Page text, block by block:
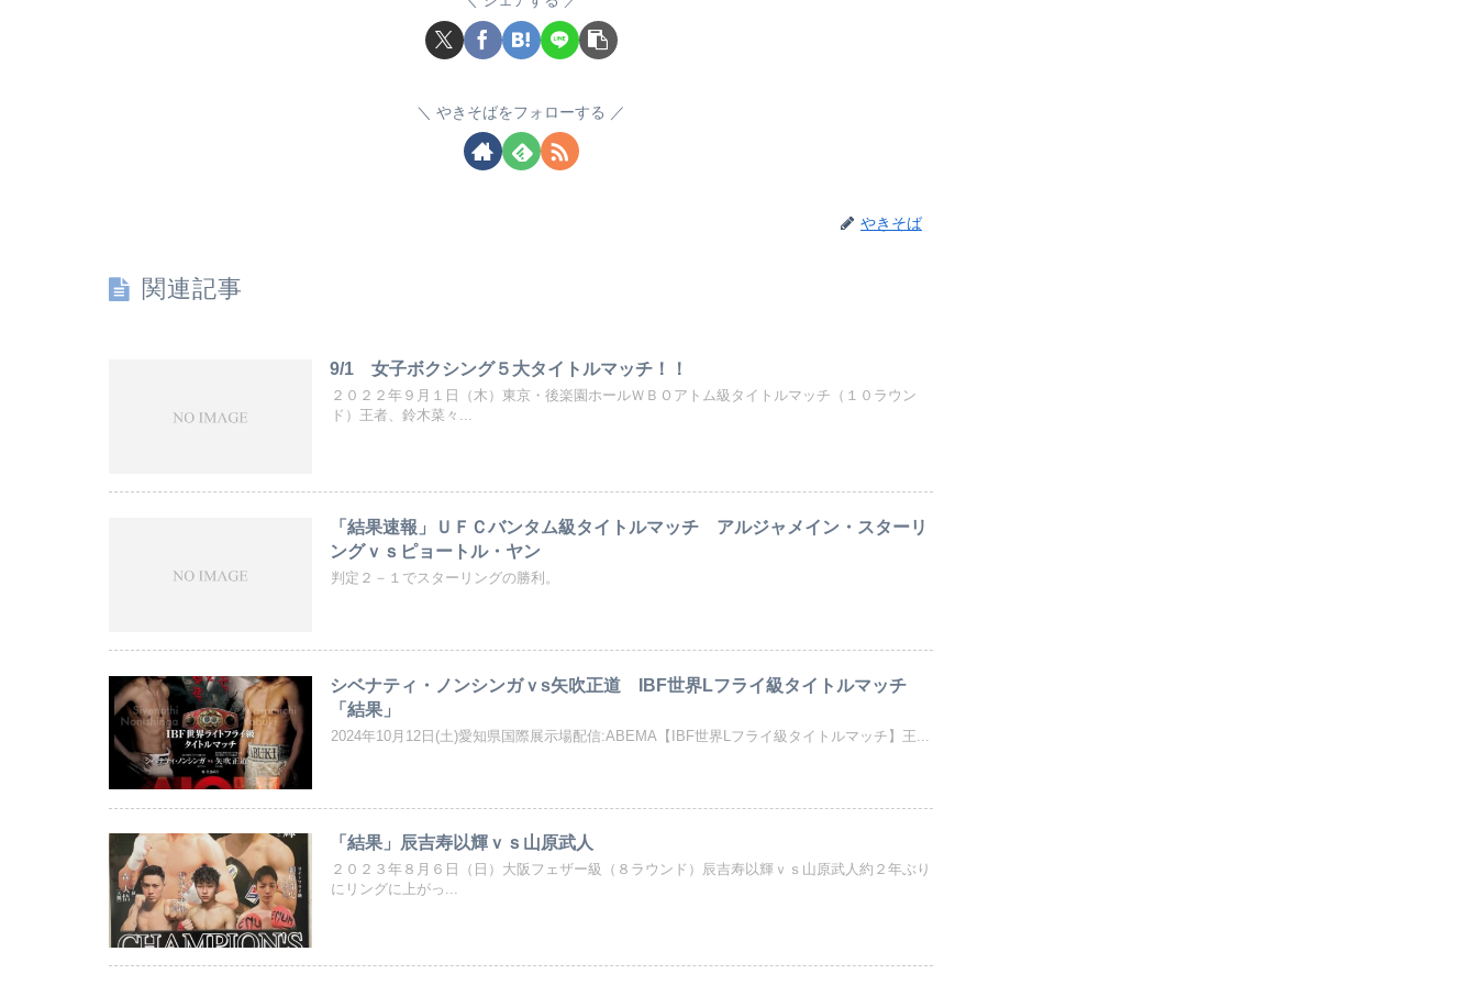
やきそばをフォローする
やきそば
関連記事
9/1 女子ボクシング５大タイトルマッチ！！
２０２２年９月１日（木）東京・後楽園ホールＷＢＯアトム級タイトルマッチ（１０ラウン
ド）王者、鈴木菜々...
「結果速報」ＵＦＣバンタム級タイトルマッチ アルジャメイン・スターリ
ングｖｓピョートル・ヤン
判定２－１でスターリングの勝利。
シベナティ・ノンシンガｖs矢吹正道 IBF世界Lフライ級タイトルマッチ
「結果」
2024年10月12日(土)愛知県国際展示場配信:ABEMA【IBF世界Lフライ級タイトルマッチ】王...
「結果」辰吉寿以輝ｖｓ山原武人
２０２３年８月６日（日）大阪フェザー級（８ラウンド）辰吉寿以輝ｖｓ山原武人約２年ぶり
にリングに上がっ...